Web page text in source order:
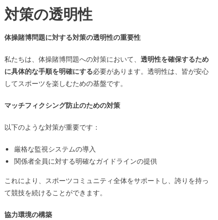
対策の透明性
体操賭博問題に対する対策の透明性の重要性
私たちは、体操賭博問題への対策において、 透明性を確保するため
に具体的な手順を明確にする必要があります。透明性は、皆が安心
してスポーツを楽しむための基盤です。
マッチフィクシング防止のための対策
以下のような対策が重要です：
厳格な監視システムの導入
関係者全員に対する明確なガイドラインの提供
これにより、スポーツコミュニティ全体をサポートし、誇りを持っ
て競技を続けることができます。
協力環境の構築